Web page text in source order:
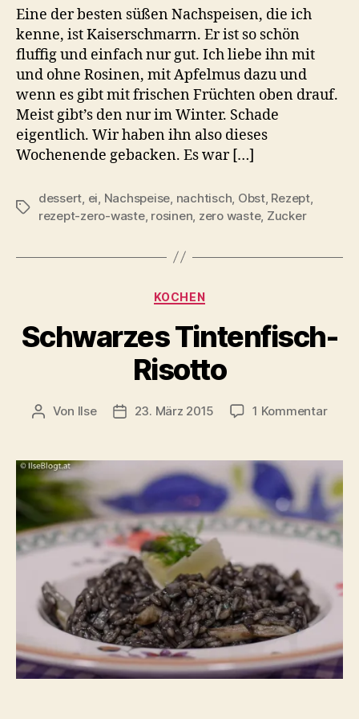
Eine der besten süßen Nachspeisen, die ich
kenne, ist Kaiserschmarrn. Er ist so schön
fluffig und einfach nur gut. Ich liebe ihn mit
und ohne Rosinen, mit Apfelmus dazu und
wenn es gibt mit frischen Früchten oben drauf.
Meist gibt’s den nur im Winter. Schade
eigentlich. Wir haben ihn also dieses
Wochenende gebacken. Es war […]
Schlagwörter
dessert, ei, Nachspeise, nachtisch, Obst, Rezept,
rezept-zero-waste, rosinen, zero waste, Zucker
Kategorien
KOCHEN
Schwarzes Tintenfisch-
Risotto
Beitragsautor
Von Ilse Beitragsdatum
23. März 2015 1 Kommentarzu